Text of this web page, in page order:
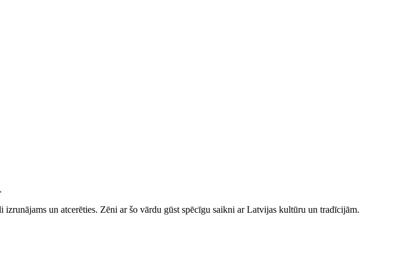
izrunājams un atcerēties. Zēni ar šo vārdu gūst spēcīgu saikni ar Latvijas kultūru un tradīcijām.